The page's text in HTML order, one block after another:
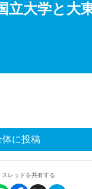
立大学と大
体に投稿
スレッドを共有する